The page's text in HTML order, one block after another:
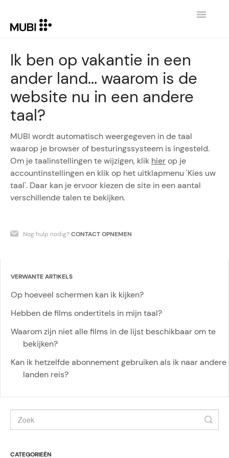
Toggle
TERUG NAAR MUBI.COM
Ik ben op vakantie in een
ander land... waarom is de
website nu in een andere
taal?
MUBI wordt automatisch weergegeven in de taal
waarop je browser of besturingssysteem is ingesteld.
Om je taalinstellingen te wijzigen, klik hierop je
accountinstellingen en klik op het uitklapmenu 'Kies uw
taal'. Daar kan je ervoor kiezen de site in een aantal
verschillende talen te bekijken.
Nog hulp nodig?CONTACT OPNEMEN
VERWANTE ARTIKELS
Op hoeveel schermen kan ik kijken?
Hebben de films ondertitels in mijn taal?
Waarom zijn niet alle films in de lijst beschikbaar om te
bekijken?
Kan ik hetzelfde abonnement gebruiken als ik naar andere
landen reis?
CATEGORIEËN